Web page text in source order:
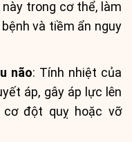
trong cơ thể, làm
và tiềm ẩn nguy
não: Tính nhiệt của
áp, gây áp lực lên
cơ đột quỵ hoặc vỡ